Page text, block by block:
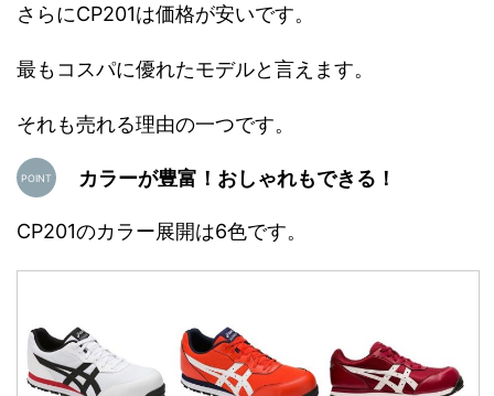
さらにCP201は価格が安いです。
最もコスパに優れたモデルと言えます。
それも売れる理由の一つです。
カラーが豊富！おしゃれもできる！
CP201のカラー展開は6色です。